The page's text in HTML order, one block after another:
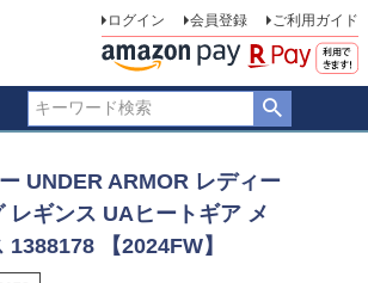
ログイン 会員登録 ご利用ガイド
UNDER ARMOR レディー
レギンス UAヒートギア メ
1388178 【2024FW】